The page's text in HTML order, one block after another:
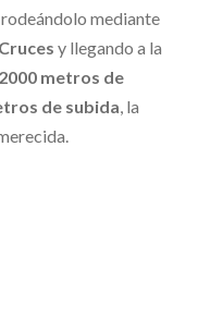
mediante
y llegando a la
2000 metros de
de subida, la